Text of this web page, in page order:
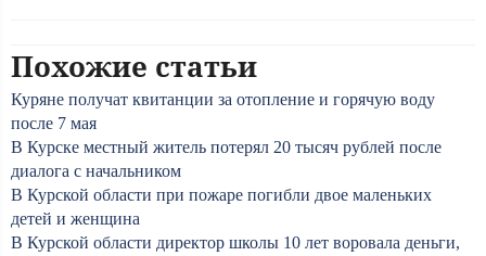
Похожие статьи
Куряне получат квитанции за отопление и горячую воду
после 7 мая
В Курске местный житель потерял 20 тысяч рублей после
диалога с начальником
В Курской области при пожаре погибли двое маленьких
детей и женщина
В Курской области директор школы 10 лет воровала деньги,